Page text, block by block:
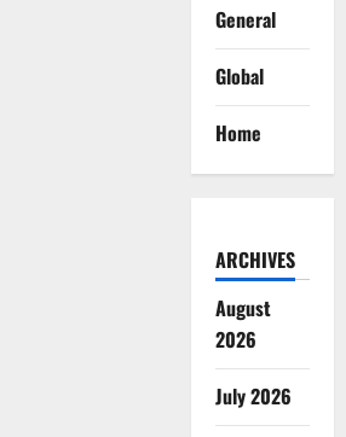
General
Global
Home
ARCHIVES
August
2026
July 2026